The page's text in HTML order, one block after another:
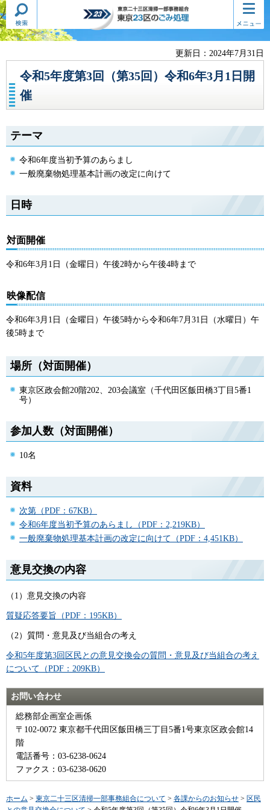
東京二十三区清掃一部事務組合
東京23区のごみ処理
検索・
共通メ
ニュー
コンテ
ンツメ
ニュー
更新日：2024年7月31日
令和5年度第3回（第35回）令和6年3月1日開
催
テーマ
令和6年度当初予算のあらまし
一般廃棄物処理基本計画の改定に向けて
日時
対面開催
令和6年3月1日（金曜日）午後2時から午後4時まで
映像配信
令和6年3月1日（金曜日）午後5時から令和6年7月31日（水曜日）午
後5時まで
場所（対面開催）
東京区政会館20階202、203会議室（千代田区飯田橋3丁目5番1
号）
参加人数（対面開催）
10名
資料
次第（PDF：67KB）
令和6年度当初予算のあらまし（PDF：2,219KB）
一般廃棄物処理基本計画の改定に向けて（PDF：4,451KB）
意見交換の内容
（1）意見交換の内容
質疑応答要旨（PDF：195KB）
（2）質問・意見及び当組合の考え
令和5年度第3回区民との意見交換会の質問・意見及び当組合の考え
について（PDF：209KB）
お問い合わせ
総務部企画室企画係
〒102-0072 東京都千代田区飯田橋三丁目5番1号東京区政会館14
階
電話番号：03-6238-0624
ファクス：03-6238-0620
ホーム > 東京二十三区清掃一部事務組合について > 各課からのお知らせ > 区民